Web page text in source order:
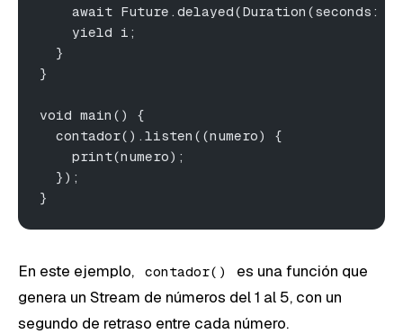
await Future.delayed(Duration(seconds:
    yield i;
  }
}
void main() {
  contador().listen((numero) {
    print(numero);
  });
}
En este ejemplo, contador()
es una función que
genera un Stream de números del 1 al 5, con un
segundo de retraso entre cada número.